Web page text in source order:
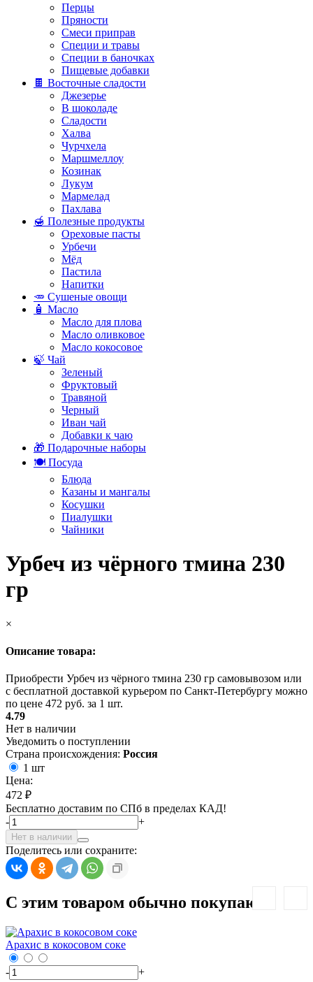
Перцы
Пряности
Смеси приправ
Специи и травы
Специи в баночках
Пищевые добавки
🍫 Восточные сладости
Джезерье
В шоколаде
Сладости
Халва
Чурчхела
Маршмеллоу
Козинак
Лукум
Мармелад
Пахлава
🍯 Полезные продукты
Ореховые пасты
Урбечи
Мёд
Пастила
Напитки
🥕 Сушеные овощи
🧴 Масло
Масло для плова
Масло оливковое
Масло кокосовое
🍃 Чай
Зеленый
Фруктовый
Травяной
Черный
Иван чай
Добавки к чаю
🎁 Подарочные наборы
🍽️ Посуда
Блюда
Казаны и мангалы
Косушки
Пиалушки
Чайники
Урбеч из чёрного тмина 230
гр
×
Описание товара:
Приобрести Урбеч из чёрного тмина 230 гр самовывозом или
с бесплатной доставкой курьером по Санкт-Петербургу можно
по цене 472 руб. за 1 шт.
4.79
Нет в наличии
Уведомить о поступлении
Страна происхождения: Россия
1 шт
Цена:
472 ₽
Бесплатно доставим по СПб в пределах КАД!
-
+
Нет в наличии
Поделитесь или сохраните:
С этим товаром обычно покупают:
Арахис в кокосовом соке
-
+